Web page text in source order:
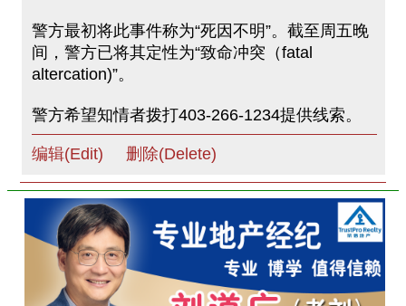
警方最初将此事件称为“死因不明”。截至周五晚
间，警方已将其定性为“致命冲突（fatal
altercation)”。
警方希望知情者拨打403-266-1234提供线索。
编辑(Edit) 删除(Delete)